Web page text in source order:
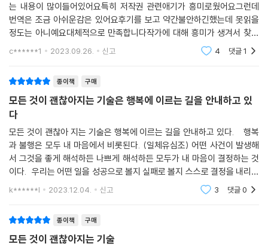
우리에게 해를 입히는데, 기억은 두려움의 고통을 되살리고 미래를 예측해
서 그 고통을 너무 앞당겨 다가오게 만든다. 자신의 불행을 현재에 국한하
는 사람은 아무도 없 다.” (본문 229쪽)
의 심리학이 전해주는 삶의 지혜를 마술처럼 하나의 이야기로 펼쳐 보인
다. 우리가 어떻게 살아야 하는지 아주 현실적인 조언을 담고 있다. 이뿐 아
니다. 마르쿠스는 자기 자신에게 아침마다 그날 하루를 내다보며 불쾌한
사람들을 만나는 상상을 해보라고 충고했다. 조금 동떨어진 이야기 같지
만, 지금 당장 실천해볼 수 있는 예측 명상을 활용해 저자권을 되찾을 귀한
힌트를 얻을 수 있다.
“하루를 시작하기 전에 네 자신에게 말해라. ‘오늘도 나는 이것저것 캐묻
는 사람, 은혜를 모르 는 사람, 난폭한 사람, 기만적인 사람, 시기심이 많은
해악을 끼칠 수 없고, 누구도 나를 그릇된 일에 끌어들일 수 없으며, 나도
내 동족인 그들에게 화를 내거나 미워할 수 없다.” (본문 233-234쪽)
는 내용이 많이들어있어요특히 저작권 관련애기가 흥미로웠어요그런데
번역은 조금 아쉬운감은 있어요후기를 보고 약간불안하긴했는데 못읽을
정도는 아니예요대체적으로 만족합니다작가에 대해 흥미가 생겨서 찾아
보고 있습니다미움받을 용기에 이어서 흥미롭게 읽은두번째 책이네요 어
c******1 2023.09.26. 신고 4 댓글1
종이책 구매
모든 것이 괜찮아지는 기술은 행복에 이르는 길을 안내하고 있
다
모든 것이 괜찮아 지는 기술은 행복에 이르는 길을 안내하고 있다. 행복
과 불행은 모두 내 마음에서 비롯된다. (일체유심조) 어떤 사건이 발생해
서 그것을 좋게 해석하든 나쁘게 해석하든 모두가 내 마음이 결정하는 것
이다. 우리는 어떤 일을 성공으로 볼지 실패로 볼지 스스로 결정을 내리면
서 그 사건을 아주 멋진 기억 또는 생각만 해도 끔찍한 기억으로 만들 수 있
k******l 2023.12.04. 신고 3 댓글0
종이책 구매
모든 것이 괜찮아지는 기술